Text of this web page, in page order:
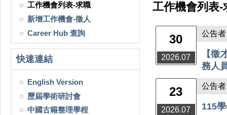
工作機會列表-求職
新增工作機會-徵人
Career Hub 查詢
快速連結
English Version
歷屆學術研討會
中國古籍整理學程
工作機會列表-
30
2026.07
公告
【徵
務人
23
2026.07
公告
115